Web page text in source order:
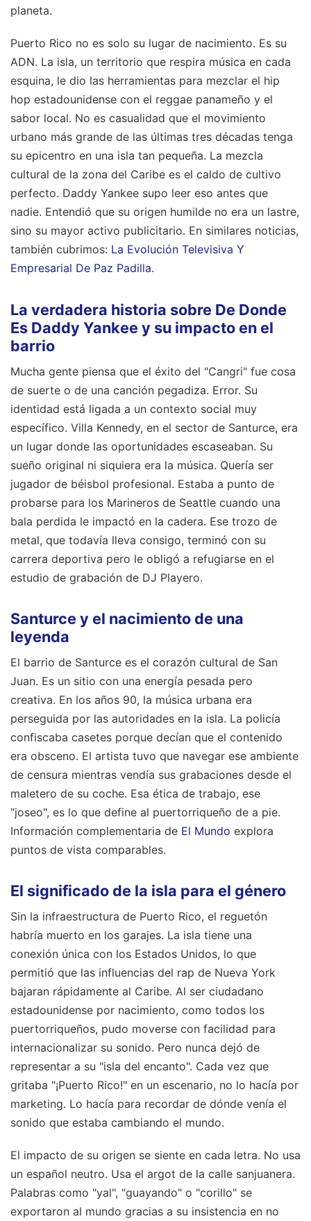
planeta.
Puerto Rico no es solo su lugar de nacimiento. Es su
ADN. La isla, un territorio que respira música en cada
esquina, le dio las herramientas para mezclar el hip
hop estadounidense con el reggae panameño y el
sabor local. No es casualidad que el movimiento
urbano más grande de las últimas tres décadas tenga
su epicentro en una isla tan pequeña. La mezcla
cultural de la zona del Caribe es el caldo de cultivo
perfecto. Daddy Yankee supo leer eso antes que
nadie. Entendió que su origen humilde no era un lastre,
sino su mayor activo publicitario. En similares noticias,
también cubrimos: La Evolución Televisiva Y
Empresarial De Paz Padilla.
La verdadera historia sobre De Donde
Es Daddy Yankee y su impacto en el
barrio
Mucha gente piensa que el éxito del "Cangri" fue cosa
de suerte o de una canción pegadiza. Error. Su
identidad está ligada a un contexto social muy
específico. Villa Kennedy, en el sector de Santurce, era
un lugar donde las oportunidades escaseaban. Su
sueño original ni siquiera era la música. Quería ser
jugador de béisbol profesional. Estaba a punto de
probarse para los Marineros de Seattle cuando una
bala perdida le impactó en la cadera. Ese trozo de
metal, que todavía lleva consigo, terminó con su
carrera deportiva pero le obligó a refugiarse en el
estudio de grabación de DJ Playero.
Santurce y el nacimiento de una
leyenda
El barrio de Santurce es el corazón cultural de San
Juan. Es un sitio con una energía pesada pero
creativa. En los años 90, la música urbana era
perseguida por las autoridades en la isla. La policía
confiscaba casetes porque decían que el contenido
era obsceno. El artista tuvo que navegar ese ambiente
de censura mientras vendía sus grabaciones desde el
maletero de su coche. Esa ética de trabajo, ese
"joseo", es lo que define al puertorriqueño de a pie.
Información complementaria de El Mundo explora
puntos de vista comparables.
El significado de la isla para el género
Sin la infraestructura de Puerto Rico, el reguetón
habría muerto en los garajes. La isla tiene una
conexión única con los Estados Unidos, lo que
permitió que las influencias del rap de Nueva York
bajaran rápidamente al Caribe. Al ser ciudadano
estadounidense por nacimiento, como todos los
puertorriqueños, pudo moverse con facilidad para
internacionalizar su sonido. Pero nunca dejó de
representar a su "isla del encanto". Cada vez que
gritaba "¡Puerto Rico!" en un escenario, no lo hacía por
marketing. Lo hacía para recordar de dónde venía el
sonido que estaba cambiando el mundo.
El impacto de su origen se siente en cada letra. No usa
un español neutro. Usa el argot de la calle sanjuanera.
Palabras como "yal", "guayando" o "corillo" se
exportaron al mundo gracias a su insistencia en no